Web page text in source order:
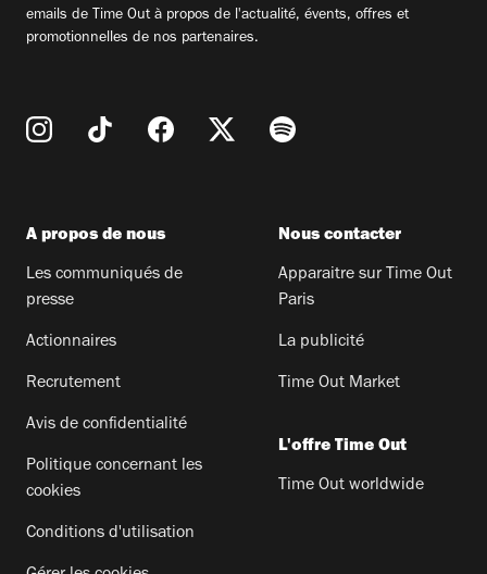
emails de Time Out à propos de l'actualité, évents, offres et
promotionnelles de nos partenaires.
A propos de nous
Les communiqués de
presse
Actionnaires
Recrutement
Avis de confidentialité
Politique concernant les
cookies
Conditions d'utilisation
Nous contacter
Apparaitre sur Time Out
Paris
La publicité
Time Out Market
L'offre Time Out
Time Out worldwide